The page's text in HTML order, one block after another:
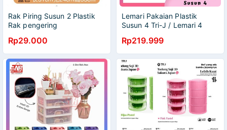
Rak Piring Susun 2 Plastik
Rak pengering
Rp29.000
Lemari Pakaian Plastik
Susun 4 Tri-J / Lemari 4
Rak Baju Tri J / Lemari
Pakaian Tri J / Lemari Baju
Tri J
Rp219.999